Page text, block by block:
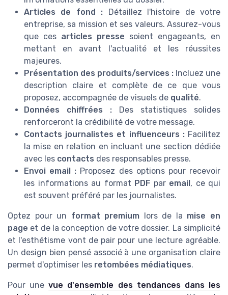
Articles de fond : Détaillez l'histoire de votre
entreprise, sa mission et ses valeurs. Assurez-vous
que ces articles presse soient engageants, en
mettant en avant l'actualité et les réussites
majeures.
Présentation des produits/services : Incluez une
description claire et complète de ce que vous
proposez, accompagnée de visuels de qualité.
Données chiffrées : Des statistiques solides
renforceront la crédibilité de votre message.
Contacts journalistes et influenceurs :Facilitez
la mise en relation en incluant une section dédiée
avec les contacts des responsables presse.
Envoi email : Proposez des options pour recevoir
les informations au format PDF par email , ce qui
est souvent préféré par les journalistes.
Optez pour un format premium lors de la mise en
page et de la conception de votre dossier. La simplicité
et l'esthétisme vont de pair pour une lecture agréable.
Un design bien pensé associé à une organisation claire
permet d'optimiser les retombées médiatiques.
Pour unevue d'ensemble des tendances dans les